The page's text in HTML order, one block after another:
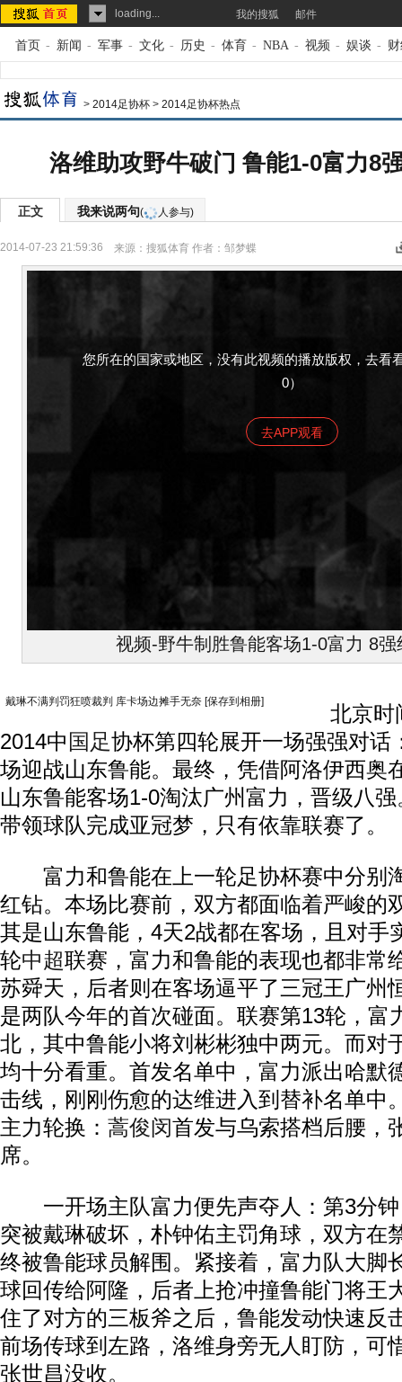
loading... 我的搜狐 邮件
首页 - 新闻 - 军事 - 文化 - 历史 - 体育 - NBA - 视频 - 娱谈 -
> 2014足协杯 > 2014足协杯热点
洛维助攻野牛破门 鲁能1-0富力8
正文 我来说两句( 人参与)
2014-07-23 21:59:36 来源： 搜狐体育 作者：邹梦蝶
您所在的国家或地区，没有此视频的播放版权，去看
0）
去APP观看
视频-野牛制胜鲁能客场1-0富力 8强
戴琳不满判罚狂喷裁判 库卡场边摊手无奈 [保存到相册]
北京时
2014中 国足协杯第四轮展开一场强强对话
场迎战山东鲁能。最终，凭借阿洛伊西奥
山东鲁能客场1-0淘汰广州富力，晋级八强
带领球队完成亚冠梦，只有依靠联赛了。
富力和鲁能在上一轮足协杯赛中分别
红钻。本场比赛前，双方都面临着严峻的
其是山东鲁能，4天2战都在客场，且对手
轮中超联赛，富力和鲁能的表现也都非常
苏舜天，后者则在客场逼平了三冠王广州
是两队今年的首次碰面。联赛第13轮，富
北，其中鲁能小将刘彬彬独中两元。而对
均十分看重。首发名单中，富力派出哈默
击线，刚刚伤愈的达维进入到替补名单中
主力轮换： 蒿俊闵首发与乌索搭档后腰，
席。
一开场主队富力便先声夺人：第3分钟
突被戴琳破坏，朴钟佑主罚角球，双方在
终被鲁能球员解围。紧接着，富力队大脚
球回传给阿隆，后者上抢冲撞鲁能门将王
住了对方的三板斧之后，鲁能发动快速反
前场传球到左路，洛维身旁无人盯防，可
张世昌没收。